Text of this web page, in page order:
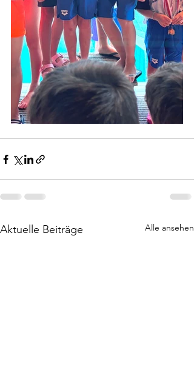
Aktuelle Beiträge Alle ansehen